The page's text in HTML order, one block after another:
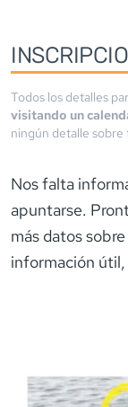
Todos los detalles
visitando un
ningún detalle sobre
Nos falta
apuntarse.
más datos
información útil,